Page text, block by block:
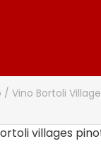
/ Vino Bortoli